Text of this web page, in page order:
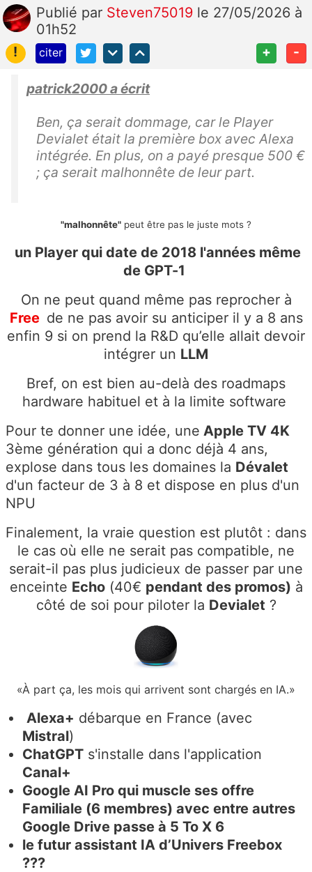
Publié par Steven75019 le 27/05/2026 à
01h52
!
citer + -
patrick2000 a écrit
Ben, ça serait dommage, car le Player
Devialet était la première box avec Alexa
intégrée. En plus, on a payé presque 500 €
; ça serait malhonnête de leur part.
"malhonnête" peut être pas le juste mots ?
un Player qui date de 2018 l'années même
de GPT-1
On ne peut quand même pas reprocher à
Free de ne pas avoir su anticiper il y a 8 ans
enfin 9 si on prend la R&D qu’elle allait devoir
intégrer un LLM
Bref, on est bien au-delà des roadmaps
hardware habituel et à la limite software
Pour te donner une idée, une Apple TV 4K
3ème génération qui a donc déjà 4 ans,
explose dans tous les domaines la Dévalet
d'un facteur de 3 à 8 et dispose en plus d'un
NPU
Finalement, la vraie question est plutôt : dans
le cas où elle ne serait pas compatible, ne
serait-il pas plus judicieux de passer par une
enceinte Echo(40€ pendant des promos) à
côté de soi pour piloter la Devialet ?
«À part ça, les mois qui arrivent sont chargés en IA.»
Alexa+ débarque en France (avec
Mistral)
ChatGPT s'installe dans l'application
Canal+
Google AI Pro qui muscle ses offre
Familiale (6 membres) avec entre autres
Google Drive passe à 5 To X 6
le futur assistant IA d’Univers Freebox
???